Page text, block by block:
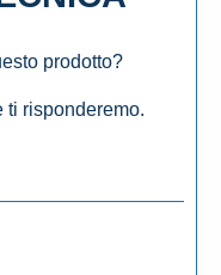
prodotto?
ti risponderemo.